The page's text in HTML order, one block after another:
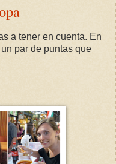
a tener en cuenta. En
par de puntas que